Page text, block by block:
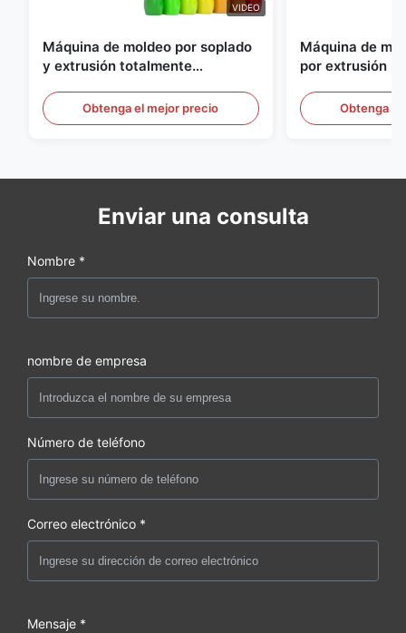
VIDEO
Máquina de moldeo por soplado
y extrusión totalmente
HDPE, máquina de moldeo por
soplado de PE
Obtenga el mejor precio
Máquina de
por extrusión
automático a
60L
Obtenga el
Enviar una consulta
Nombre *
nombre de empresa
Número de teléfono
Correo electrónico *
Mensaje *